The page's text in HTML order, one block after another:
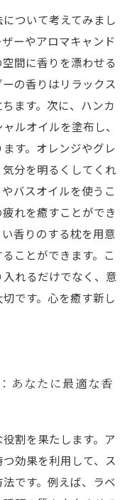
ついて考えてみまし
ーやアロマキャンド
間に香りを漂わせる
の香りはリラックス
ます。次に、ハンカ
ルオイルを塗布し、
す。オレンジやグレ
分を明るくしてくれ
バスオイルを使うこ
れを癒すことができ
香りのする枕を用意
ことができます。こ
れるだけでなく、意
です。心を癒す新し
あなたに最適な香
割を果たします。ア
効果を利用して、ス
です。例えば、ラベ